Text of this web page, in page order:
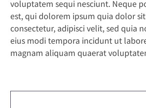
voluptatem sequi nesciunt. Neque
est, qui dolorem ipsum quia dolor
consectetur, adipisci velit, sed quia
eius modi tempora incidunt ut
magnam aliquam quaerat